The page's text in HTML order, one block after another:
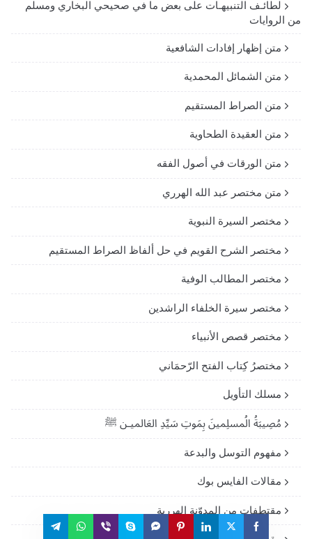
لطائـف التنبيهـات على بعض ما في صحيحي البخاري ومسلم
من الروايات
متن إظهار إفادات الشافعية
متن الشمائل المحمدية
متن الصراط المستقيم
متن العقيدة الطحاوية
متن الورقات في أصول الفقه
متن مختصر عبد الله الهرري
مختصر السيرة النبوية
مختصر الشرح القويم في حل ألفاظ الصراط المستقيم
مختصر المطالب الوفية
مختصر سيرة الخلفاء الراشدين
مختصر قصص الأنبياء
مختصرُ كِتاب الفتح الرّحمَاني
مسلك التأويل
مُصِيبَةُ الُمسلِمينَ بِمَوتِ سَيِّدِ العَالميـن ﷺ
مفهوم التوسل والبدعة
مقالات الفايس بوك
مقتطفات من المدوّنة الهررية